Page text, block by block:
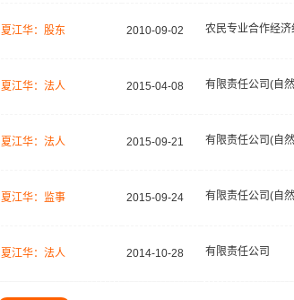
夏江华：股东 2010-09-02 农民专业合作经济
夏江华：法人 2015-04-08
夏江华：法人 2015-09-21
夏江华：监事 2015-09-24
夏江华：法人 2014-10-28 有限责任公司